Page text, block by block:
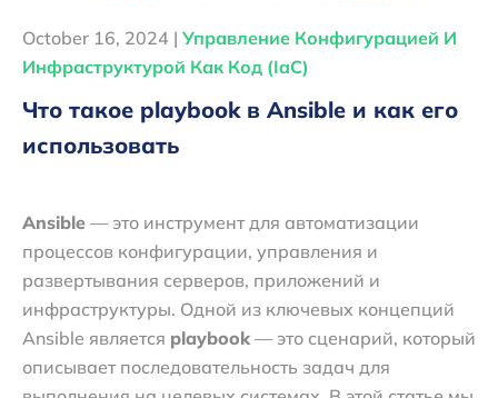
October 16, 2024 | Управление Конфигурацией И
Инфраструктурой Как Код (IaC)
Что такое playbook в Ansible и как его
использовать
Ansible — это инструмент для автоматизации
процессов конфигурации, управления и
развертывания серверов, приложений и
инфраструктуры. Одной из ключевых концепций
Ansible является playbook — это сценарий, который
описывает последовательность задач для